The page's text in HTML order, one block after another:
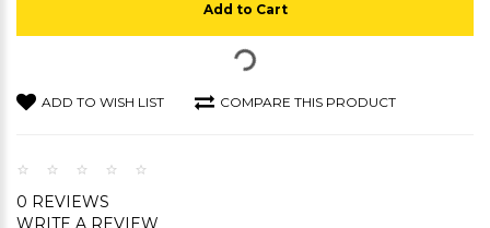
Add to Cart
ADD TO WISH LIST COMPARE THIS PRODUCT
0 REVIEWS
WRITE A REVIEW